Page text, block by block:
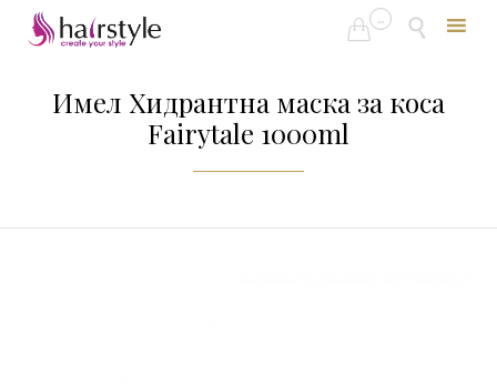
 ...

to
Имел Хидрантна маска за коса
Fairytale 1000ml